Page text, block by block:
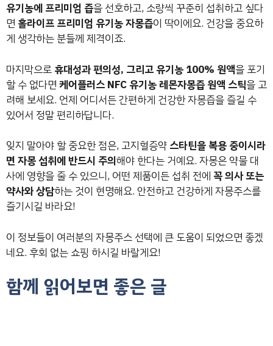
유기농에 프리미엄 즙을 선호하고, 소량씩 꾸준히 섭취하고 싶다
면 홀라이프 프리미엄 유기농 자몽즙이 딱이에요. 건강을 중요하
게 생각하는 분들께 제격이죠.
마지막으로 휴대성과 편의성, 그리고 유기농 100% 원액을 포기
할 수 없다면 케어플러스 NFC 유기농 레몬자몽즙 원액 스틱을 고
려해 보세요. 언제 어디서든 간편하게 건강한 자몽즙을 즐길 수
있어서 정말 편리하답니다.
잊지 말아야 할 중요한 점은, 고지혈증약 스타틴을 복용 중이시라
면 자몽 섭취에 반드시 주의해야 한다는 거예요. 자몽은 약물 대
사에 영향을 줄 수 있으니, 어떤 제품이든 섭취 전에 꼭 의사 또는
약사와 상담하는 것이 현명해요. 안전하고 건강하게 자몽주스를
즐기시길 바라요!
이 정보들이 여러분의 자몽주스 선택에 큰 도움이 되었으면 좋겠
네요. 후회 없는 쇼핑 하시길 바랄게요!
함께 읽어보면 좋은 글